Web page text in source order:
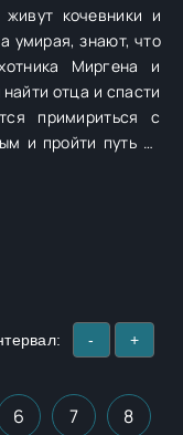
кочевники и
умирая, знают, что
отца и спасти
примириться с
и пройти путь от
весь путь был
- +
6 7 8